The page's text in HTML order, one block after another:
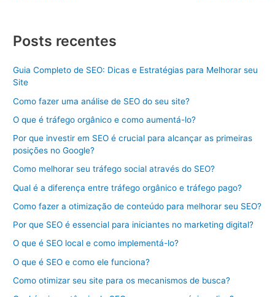
Posts recentes
Guia Completo de SEO: Dicas e Estratégias para Melhorar seu
Site
Como fazer uma análise de SEO do seu site?
O que é tráfego orgânico e como aumentá-lo?
Por que investir em SEO é crucial para alcançar as primeiras
posições no Google?
Como melhorar seu tráfego social através do SEO?
Qual é a diferença entre tráfego orgânico e tráfego pago?
Como fazer a otimização de conteúdo para melhorar seu SEO?
Por que SEO é essencial para iniciantes no marketing digital?
O que é SEO local e como implementá-lo?
O que é SEO e como ele funciona?
Como otimizar seu site para os mecanismos de busca?